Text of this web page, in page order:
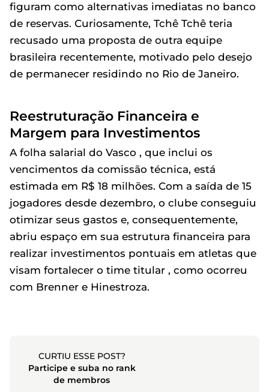
figuram como alternativas imediatas no banco
de reservas. Curiosamente, Tchê Tchê teria
recusado uma proposta de outra equipe
brasileira recentemente, motivado pelo desejo
de permanecer residindo no Rio de Janeiro.
Reestruturação Financeira e
Margem para Investimentos
A folha salarial do Vasco , que inclui os
vencimentos da comissão técnica, está
estimada em R$ 18 milhões. Com a saída de 15
jogadores desde dezembro, o clube conseguiu
otimizar seus gastos e, consequentemente,
abriu espaço em sua estrutura financeira para
realizar investimentos pontuais em atletas que
visam fortalecer o time titular , como ocorreu
com Brenner e Hinestroza.
CURTIU ESSE POST?
Participe e suba no rank
de membros